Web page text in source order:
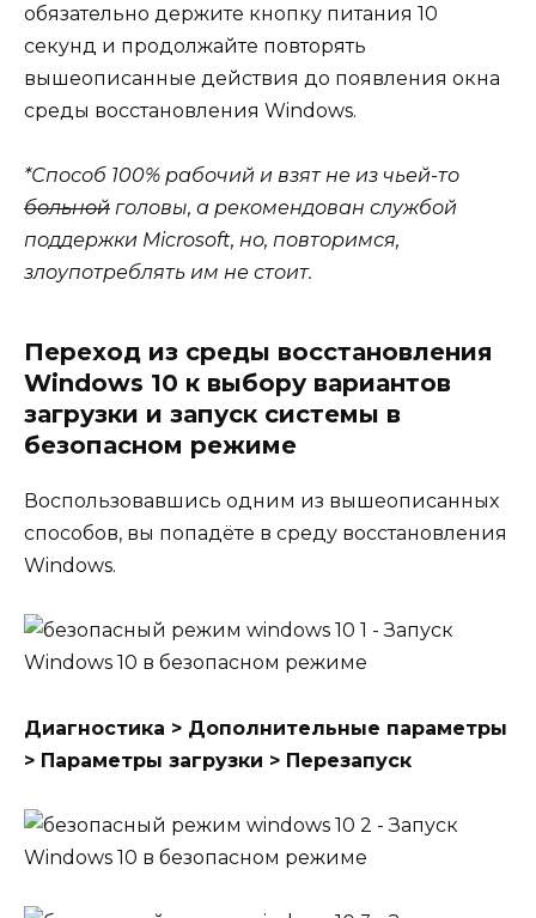
обязательно держите кнопку питания 10
секунд и продолжайте повторять
вышеописанные действия до появления окна
среды восстановления Windows.
*Способ 100% рабочий и взят не из чьей-то
больной головы, а рекомендован службой
поддержки Microsoft, но, повторимся,
злоупотреблять им не стоит.
Переход из среды восстановления
Windows 10 к выбору вариантов
загрузки и запуск системы в
безопасном режиме
Воспользовавшись одним из вышеописанных
способов, вы попадёте в среду восстановления
Windows.
Диагностика > Дополнительные параметры
> Параметры загрузки > Перезапуск